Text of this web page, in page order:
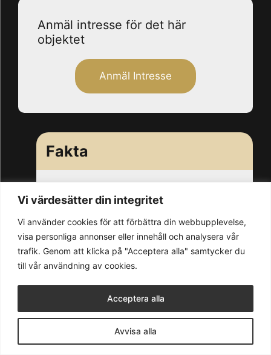
Vi värdesätter din integritet
Vi använder cookies för att förbättra din webbupplevelse,
visa personliga annonser eller innehåll och analysera vår
trafik. Genom att klicka på "Acceptera alla" samtycker du
till vår användning av cookies.
Avvisa alla
Acceptera alla
Anmäl intresse för det här
objektet
Anmäl Intresse
Fakta
© 2026 Blank & Söner AB